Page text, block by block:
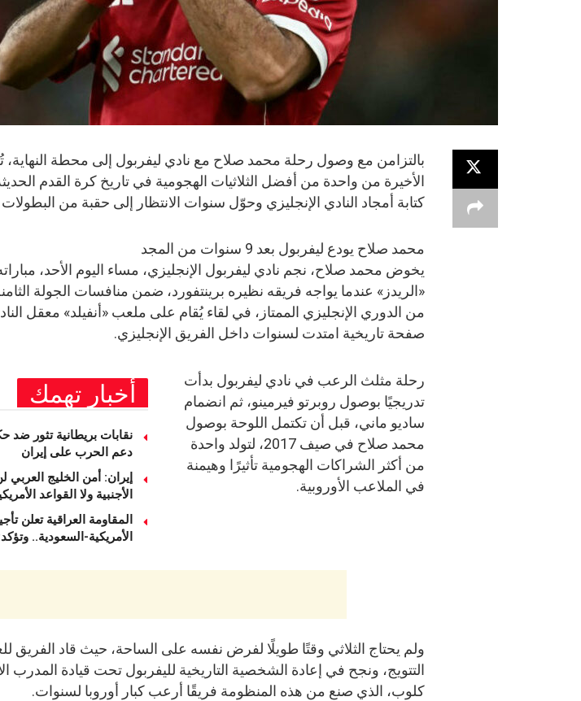
بالتزامن مع وصول رحلة محمد صلاح مع نادي ليفربول إلى محطة
الأخيرة من واحدة من أفضل الثلاثيات الهجومية في تاريخ كرة القدم
كتابة أمجاد النادي الإنجليزي وحوّل سنوات الانتظار إلى حقبة من البطولات
محمد صلاح يودع ليفربول بعد 9 سنوات من المجد
يخوض محمد صلاح، نجم نادي ليفربول الإنجليزي، مساء اليوم الأحد،
«الريدز» عندما يواجه فريقه نظيره برينتفورد، ضمن منافسات الجولة الثامنة
من الدوري الإنجليزي الممتاز، في لقاء يُقام على ملعب «أنفيلد» معقل
صفحة تاريخية امتدت لسنوات داخل الفريق الإنجليزي.
أخبار تهمك
نقابات بريطانية تثور ضد
دعم الحرب على إيران
إيران: أمن الخليج العربي
الأجنبية ولا القواعد
المقاومة العراقية تعلن
الأمريكية-السعودية..
رحلة مثلث الرعب في نادي ليفربول بدأت
تدريجيًا بوصول روبرتو فيرمينو، ثم انضمام
ساديو ماني، قبل أن تكتمل اللوحة بوصول
محمد صلاح في صيف 2017، لتولد واحدة
من أكثر الشراكات الهجومية تأثيرًا وهيمنة
في الملاعب الأوروبية.
ولم يحتاج الثلاثي وقتًا طويلًا لفرض نفسه على الساحة، حيث قاد الفريق
التتويج، ونجح في إعادة الشخصية التاريخية لليفربول تحت قيادة المدرب
كلوب، الذي صنع من هذه المنظومة فريقًا أرعب كبار أوروبا لسنوات.